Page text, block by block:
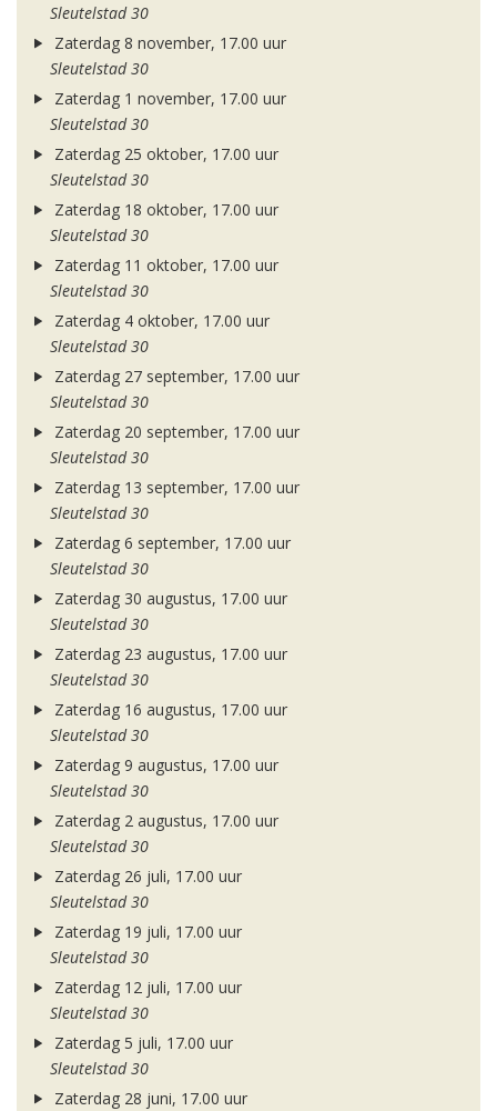
Sleutelstad 30
Zaterdag 8 november, 17.00 uur
Sleutelstad 30
Zaterdag 1 november, 17.00 uur
Sleutelstad 30
Zaterdag 25 oktober, 17.00 uur
Sleutelstad 30
Zaterdag 18 oktober, 17.00 uur
Sleutelstad 30
Zaterdag 11 oktober, 17.00 uur
Sleutelstad 30
Zaterdag 4 oktober, 17.00 uur
Sleutelstad 30
Zaterdag 27 september, 17.00 uur
Sleutelstad 30
Zaterdag 20 september, 17.00 uur
Sleutelstad 30
Zaterdag 13 september, 17.00 uur
Sleutelstad 30
Zaterdag 6 september, 17.00 uur
Sleutelstad 30
Zaterdag 30 augustus, 17.00 uur
Sleutelstad 30
Zaterdag 23 augustus, 17.00 uur
Sleutelstad 30
Zaterdag 16 augustus, 17.00 uur
Sleutelstad 30
Zaterdag 9 augustus, 17.00 uur
Sleutelstad 30
Zaterdag 2 augustus, 17.00 uur
Sleutelstad 30
Zaterdag 26 juli, 17.00 uur
Sleutelstad 30
Zaterdag 19 juli, 17.00 uur
Sleutelstad 30
Zaterdag 12 juli, 17.00 uur
Sleutelstad 30
Zaterdag 5 juli, 17.00 uur
Sleutelstad 30
Zaterdag 28 juni, 17.00 uur